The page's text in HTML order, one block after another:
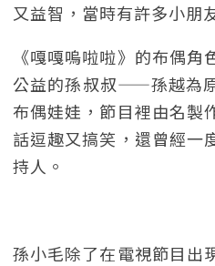
又益智，當時有許多小朋
《嘎嘎嗚啦啦》的布偶
公益的孫叔叔——孫越為
布偶娃娃，節目裡由名製
話逗趣又搞笑，還曾經一
持人。
孫小毛除了在電視節目出